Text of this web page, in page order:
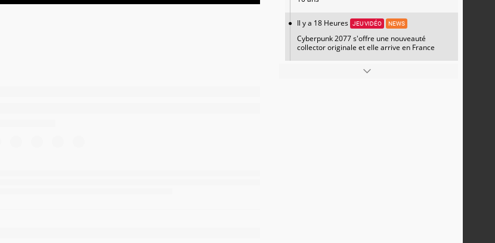
Il y a 18 Heures JEU VIDÉO NEWS
Cyberpunk 2077 s'offre une nouveauté
collector originale et elle arrive en France